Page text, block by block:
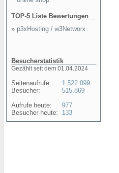
TOP-5 Liste Bewertungen
» p3xHosting / w3Networx
Besucherstatistik
Gezählt seit dem 01.04.2024
Seitenaufrufe:
Besucher:
Aufrufe heute:
Besucher heute:
1.522.099
515.869
977
133